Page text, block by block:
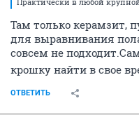
Там только керамзит,
для выравнивания
совсем не
крошку найти в свое
ОТВЕТИТЬ